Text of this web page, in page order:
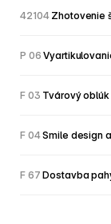
42104 Zhotovenie
P 06
F 03 Tvárový oblúk
F 04 Smile design
F 67 Dostavba